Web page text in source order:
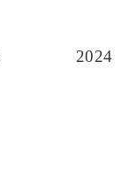
2024